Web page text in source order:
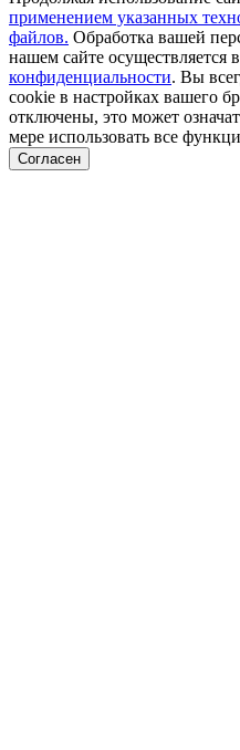
применением указанных
файлов. Обработка вашей
нашем сайте осуществляется
конфиденциальности. Вы
cookie в настройках вашего
отключены, это может
мере использовать все
Согласен